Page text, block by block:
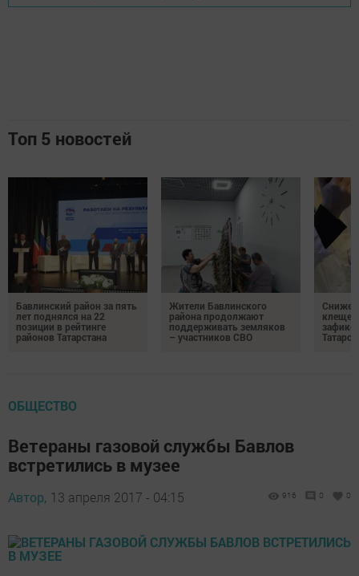
Топ 5 новостей
Бавлинский район за пять
лет поднялся на 22
позиции в рейтинге
районов Татарстана
Жители Бавлинского
района продолжают
поддерживать земляков
– участников СВО
клещей
ОБЩЕСТВО
Ветераны газовой службы Бавлов
встретились в музее
Автор, 13 апреля 2017 - 04:15 916 0 0